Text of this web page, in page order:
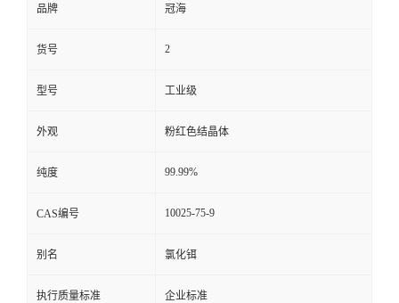
品牌 冠海
货号 2
型号 工业级
外观 粉红色结晶体
纯度 99.99%
CAS编号 10025-75-9
别名 氯化铒
执行质量标准 企业标准